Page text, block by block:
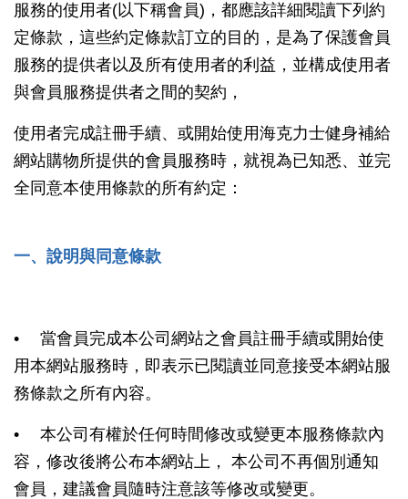
服務的使用者(以下稱會員)，都應該詳細閱讀下列約
定條款，這些約定條款訂立的目的，是為了保護會員
服務的提供者以及所有使用者的利益，並構成使用者
與會員服務提供者之間的契約，
使用者完成註冊手續、或開始使用海克力士健身補給
網站購物所提供的會員服務時，就視為已知悉、並完
全同意本使用條款的所有約定：
一、說明與同意條款
• 當會員完成本公司網站之會員註冊手續或開始使
用本網站服務時，即表示已閱讀並同意接受本網站服
務條款之所有內容。
• 本公司有權於任何時間修改或變更本服務條款內
容，修改後將公布本網站上， 本公司不再個別通知
會員，建議會員隨時注意該等修改或變更。